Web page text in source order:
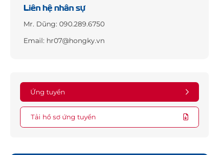
Liên hệ nhân sự
Mr. Dũng:090.289.6750
Email: hr07@hongky.vn
Ứng tuyển
Tải hồ sơ ứng tuyển